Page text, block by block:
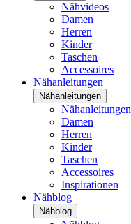
Nähvideos
Damen
Herren
Kinder
Taschen
Accessoires
Nähanleitungen
Nähanleitungen
Nähanleitungen
Damen
Herren
Kinder
Taschen
Accessoires
Inspirationen
Nähblog
Nähblog